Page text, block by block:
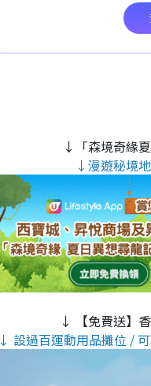
↓「森境奇緣
↓漫遊秘境
↓ 【免費送】
↓ 設過百運動用品攤位 /